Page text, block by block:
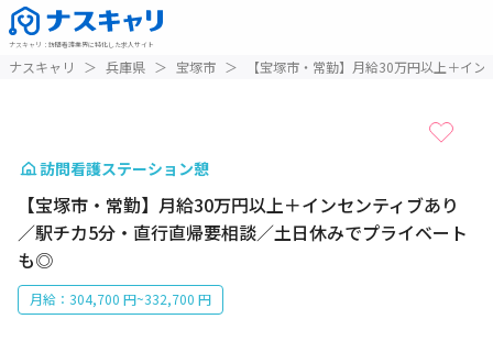
ナスキャリ ： 訪問看護業界に特化した求人サイト
ナスキャリ ＞ 兵庫県 ＞ 宝塚市 ＞ 【宝塚市・常勤】月給30万円以上＋イ
訪問看護ステーション憩
【宝塚市・常勤】月給30万円以上＋インセンティブあり
／駅チカ5分・直行直帰要相談／土日休みでプライベート
も◎
月給：304,700 円~332,700 円